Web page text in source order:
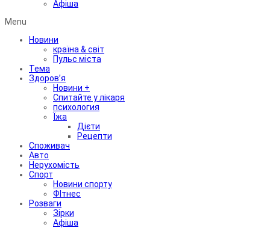
Афіша
Menu
Новини
країна & світ
Пульс міста
Тема
Здоров’я
Новини +
Спитайте у лікаря
психология
Їжа
Дієти
Рецепти
Споживач
Авто
Нерухомість
Спорт
Новини спорту
ФІтнес
Розваги
Зірки
Афіша